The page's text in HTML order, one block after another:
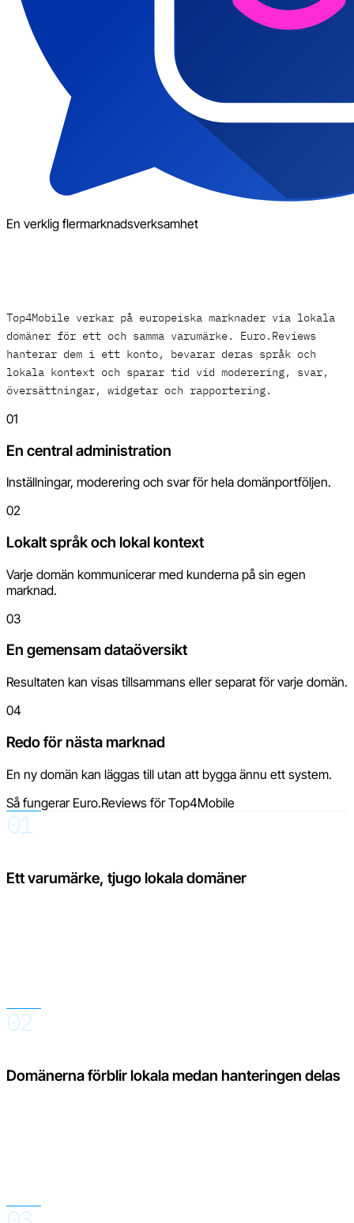
En verklig flermarknadsverksamhet
Top4Mobile verkar på europeiska marknader via lokala
domäner för ett och samma varumärke. Euro.Reviews
hanterar dem i ett konto, bevarar deras språk och
lokala kontext och sparar tid vid moderering, svar,
översättningar, widgetar och rapportering.
01
En central administration
Inställningar, moderering och svar för hela domänportföljen.
02
Lokalt språk och lokal kontext
Varje domän kommunicerar med kunderna på sin egen
marknad.
03
En gemensam dataöversikt
Resultaten kan visas tillsammans eller separat för varje domän.
04
Redo för nästa marknad
En ny domän kan läggas till utan att bygga ännu ett system.
Så fungerar Euro.Reviews för Top4Mobile
01
Ett varumärke, tjugo lokala domäner
02
Domänerna förblir lokala medan hanteringen delas